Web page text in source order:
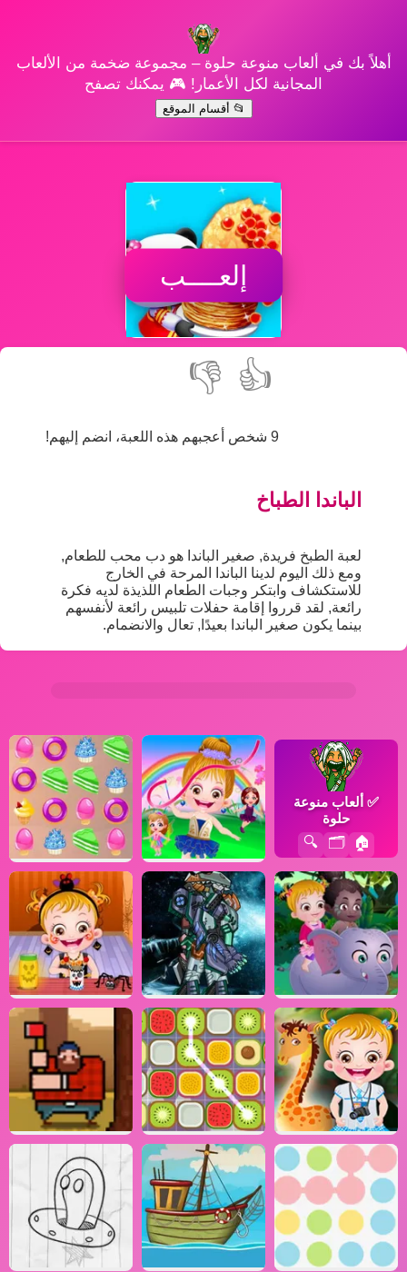
أهلاً بك في ألعاب منوعة حلوة – مجموعة ضخمة من الألعاب
المجانية لكل الأعمار! 🎮 يمكنك تصفح
📂 أقسام الموقع
إلعــــب
👍
👎
9 شخص أعجبهم هذه اللعبة، انضم إليهم!
الباندا الطباخ
لعبة الطبخ فريدة, صغير الباندا هو دب محب للطعام,
ومع ذلك اليوم لدينا الباندا المرحة في الخارج
للاستكشاف وابتكر وجبات الطعام اللذيذة لديه فكرة
رائعة, لقد قرروا إقامة حفلات تلبيس رائعة لأنفسهم
بينما يكون صغير الباندا بعيدًا, تعال والانضمام.
✅ ألعاب منوعة
حلوة
🏠
🗂️
🔍